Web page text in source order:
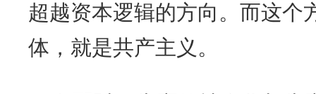
超越资本逻辑的方向。而这个
体，就是共产主义。